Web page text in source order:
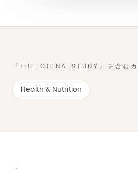
『THE CHINA STUDY』を含むカ
Health & Nutrition